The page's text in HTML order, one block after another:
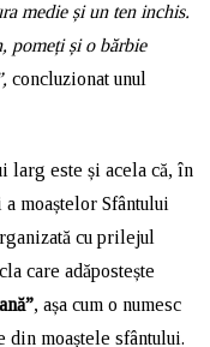
medie și un ten inchis.
pomeți și o bărbie
concluzionat unul
larg este și acela că, în
moaștelor Sfântului
cu prilejul
care adăpostește
, așa cum o numesc
moaștele sfântului.